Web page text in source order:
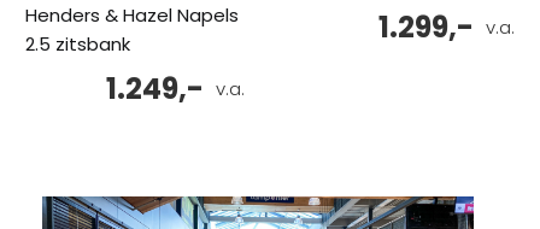
Henders & Hazel Napels
2.5 zitsbank
v.a.
1.249,-
v.a.
1.299,-